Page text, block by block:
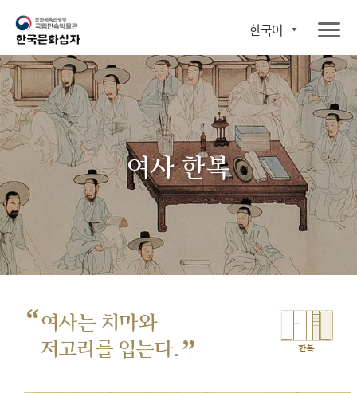
한국어
여자 한복
“여자는 치마와
저고리를 입는다. ” 한복